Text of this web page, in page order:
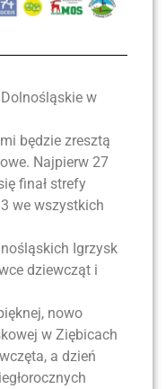
w
będzie zresztą
Najpierw 27
finał strefy
we wszystkich
Igrzysk
dziewcząt i
nowo
w Ziębicach
a dzień